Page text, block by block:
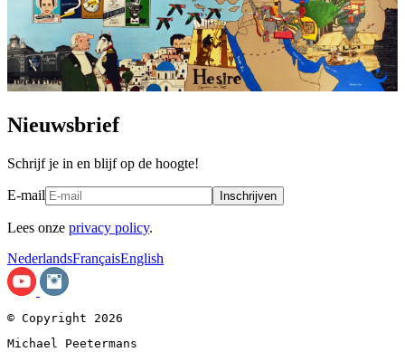
Nieuwsbrief
Schrijf je in en blijf op de hoogte!
E-mail Inschrijven
Lees onze privacy policy.
NederlandsFrançaisEnglish
© Copyright 2026
Michael Peetermans